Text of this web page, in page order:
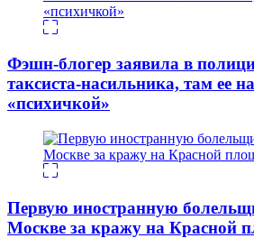
Фэшн-блогер заявила в
таксиста-насильника, там ее
«психичкой»
Первую иностранную
Москве за кражу на Красной